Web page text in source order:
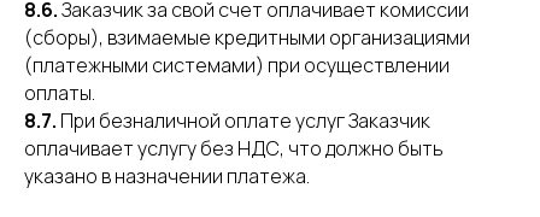
8.6.Заказчик за свой счет оплачивает комиссии
(сборы), взимаемые кредитными организациями
(платежными системами) при осуществлении
оплаты.
8.7. При безналичной оплате услуг Заказчик
оплачивает услугу без НДС, что должно быть
указано в назначении платежа.